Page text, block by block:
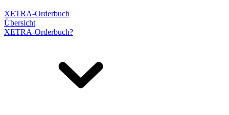
XETRA-Orderbuch
Übersicht
XETRA-Orderbuch?